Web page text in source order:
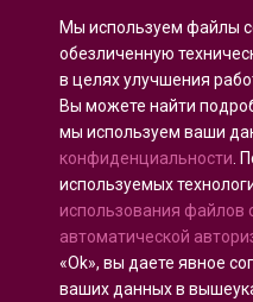
Университет
глобальному
сообществу как
лучшие
и практические
ИНТОСАИ,
существующие
инициативы для
аудиторов
Мы используем файлы
обезличенную
в целях улучшения
Вы можете найти
мы используем ваши
конфиденциальности .
используемых
использования файлов
автоматической
«Ok», вы даете явное
ваших данных в